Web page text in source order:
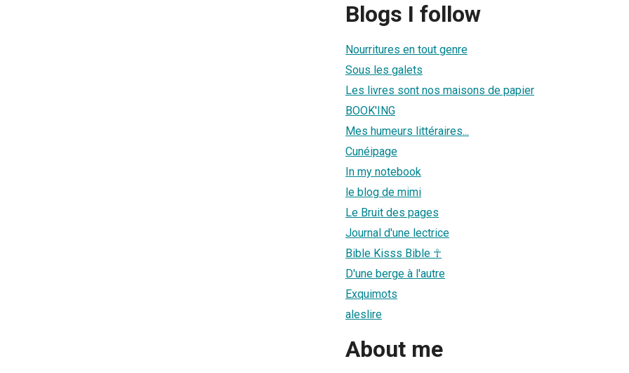
Blogs I follow
Nourritures en tout genre
Sous les galets
Les livres sont nos maisons de papier
BOOK'ING
Mes humeurs littéraires...
Cunéipage
In my notebook
le blog de mimi
Le Bruit des pages
Journal d'une lectrice
Bible Kisss Bible ☥
D'une berge à l'autre
Exquimots
aleslire
About me